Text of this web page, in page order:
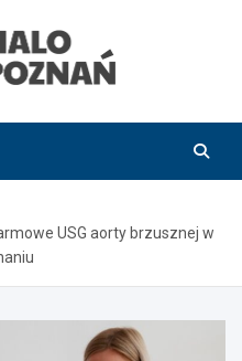
USG aorty brzusznej w